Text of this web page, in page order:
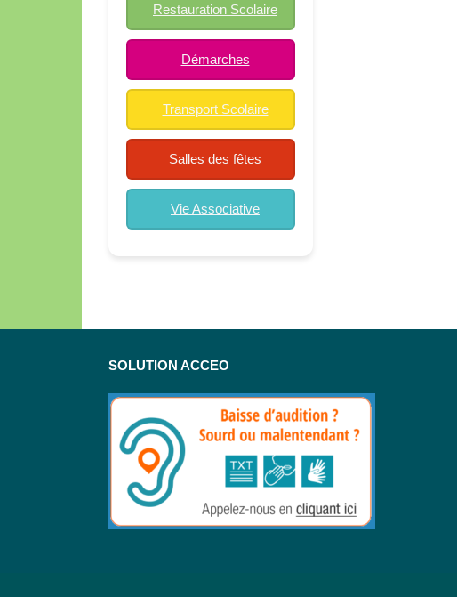
Restauration Scolaire
Démarches
Transport Scolaire
Salles des fêtes
Vie Associative
SOLUTION ACCEO